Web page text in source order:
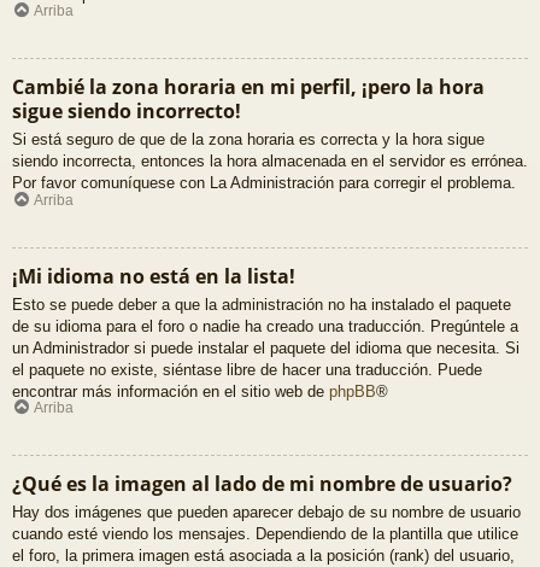
Arriba
Cambié la zona horaria en mi perfil, ¡pero la hora
sigue siendo incorrecto!
Si está seguro de que de la zona horaria es correcta y la hora sigue
siendo incorrecta, entonces la hora almacenada en el servidor es errónea.
Por favor comuníquese con La Administración para corregir el problema.
Arriba
¡Mi idioma no está en la lista!
Esto se puede deber a que la administración no ha instalado el paquete
de su idioma para el foro o nadie ha creado una traducción. Pregúntele a
un Administrador si puede instalar el paquete del idioma que necesita. Si
el paquete no existe, siéntase libre de hacer una traducción. Puede
encontrar más información en el sitio web de phpBB®
Arriba
¿Qué es la imagen al lado de mi nombre de usuario?
Hay dos imágenes que pueden aparecer debajo de su nombre de usuario
cuando esté viendo los mensajes. Dependiendo de la plantilla que utilice
el foro, la primera imagen está asociada a la posición (rank) del usuario,